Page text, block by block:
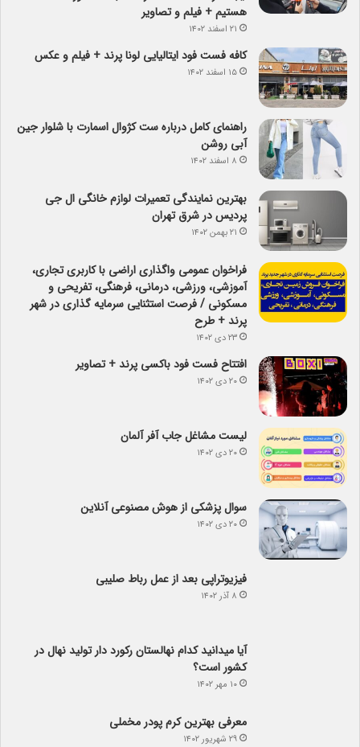
هستیم + فیلم و تصاویر
۲۱ اسفند ۱۴۰۲
کافه فست فود ایتالیایی لونا پرند + فیلم و عکس
۱۵ اسفند ۱۴۰۲
راهنمای کامل درباره ست کژوال اسمارت با شلوار جین
آبی روشن
۸ اسفند ۱۴۰۲
بهترین نمایندگی تعمیرات لوازم خانگی ال جی
پردیس در شرق تهران
۲۱ بهمن ۱۴۰۲
فراخوان عمومی واگذاری اراضی با کاربری تجاری،
آموزشی، ورزشی، درمانی، فرهنگی، تفریحی و
مسکونی / فرصت استثنایی سرمایه گذاری در شهر
پرند + طرح
۲۳ دی ۱۴۰۲
افتتاح فست فود باکسی پرند + تصاویر
۲۰ دی ۱۴۰۲
لیست مشاغل جاب آفر آلمان
۲۰ دی ۱۴۰۲
سوال پزشکی از هوش مصنوعی آنلاین
۲۰ دی ۱۴۰۲
فیزیوتراپی بعد از عمل رباط صلیبی
۸ آذر ۱۴۰۲
آیا می­دانید کدام نهالستان رکورد دار تولید نهال­ در
کشور است؟
۱۰ مهر ۱۴۰۲
معرفی بهترین کرم پودر مخملی
۲۹ شهریور ۱۴۰۲